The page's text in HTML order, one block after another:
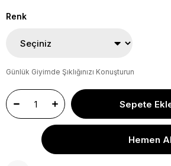
Renk
Günlük Giyimde Şıklığınızı Konuşturun